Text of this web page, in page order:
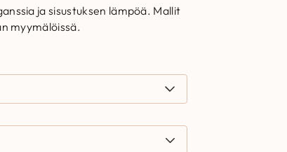
ja sisustuksen lämpöä. Mallit
myymälöissä.